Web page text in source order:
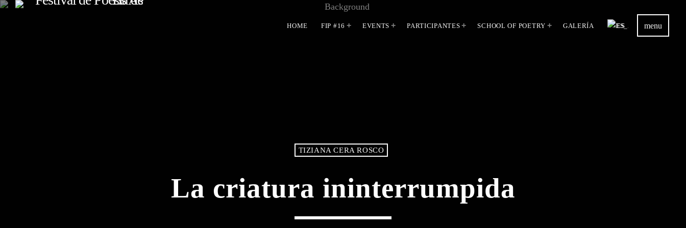
HOME FIP #16 EVENTS PARTICIPANTES SCHOOL OF POETRY GALERÍA ES menu
TIZIANA CERA ROSCO
La criatura ininterrumpida